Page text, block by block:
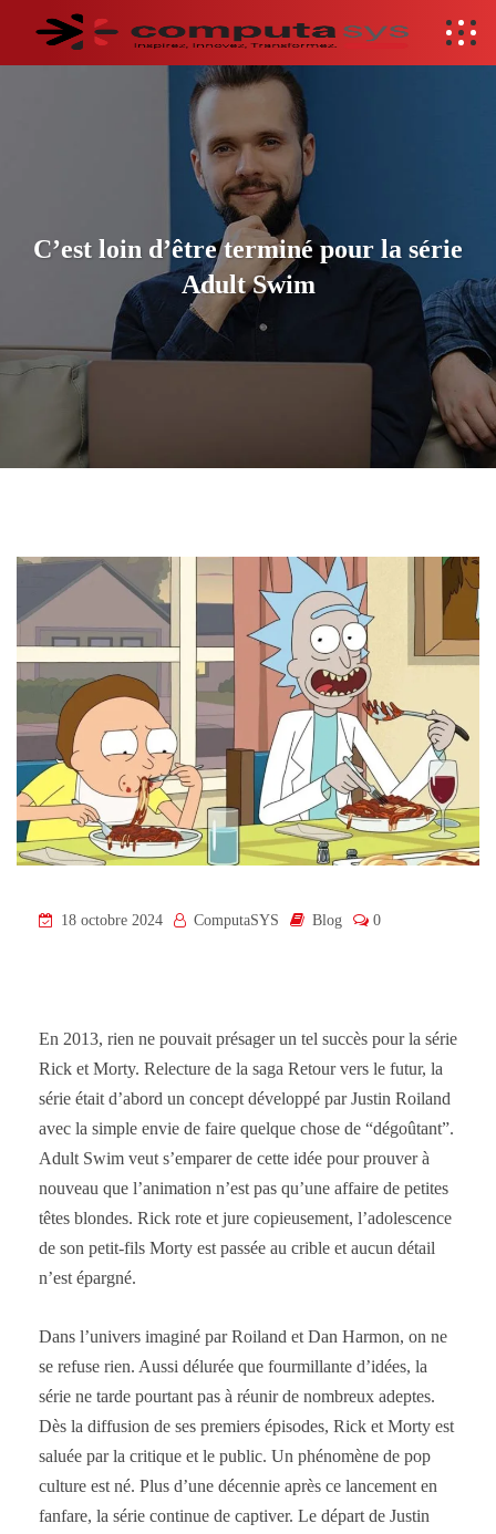
C’est loin d’être terminé pour la série
Adult Swim
18 octobre 2024 ComputaSYS Blog 0
En 2013, rien ne pouvait présager un tel succès pour la série
Rick et Morty. Relecture de la saga Retour vers le futur, la
série était d’abord un concept développé par Justin Roiland
avec la simple envie de faire quelque chose de “dégoûtant”.
Adult Swim veut s’emparer de cette idée pour prouver à
nouveau que l’animation n’est pas qu’une affaire de petites
têtes blondes. Rick rote et jure copieusement, l’adolescence
de son petit-fils Morty est passée au crible et aucun détail
n’est épargné.
Dans l’univers imaginé par Roiland et Dan Harmon, on ne
se refuse rien. Aussi délurée que fourmillante d’idées, la
série ne tarde pourtant pas à réunir de nombreux adeptes.
Dès la diffusion de ses premiers épisodes, Rick et Morty est
saluée par la critique et le public. Un phénomène de pop
culture est né. Plus d’une décennie après ce lancement en
fanfare, la série continue de captiver. Le départ de Justin